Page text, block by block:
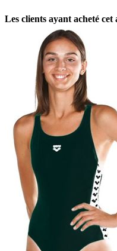
Les clients ayant acheté